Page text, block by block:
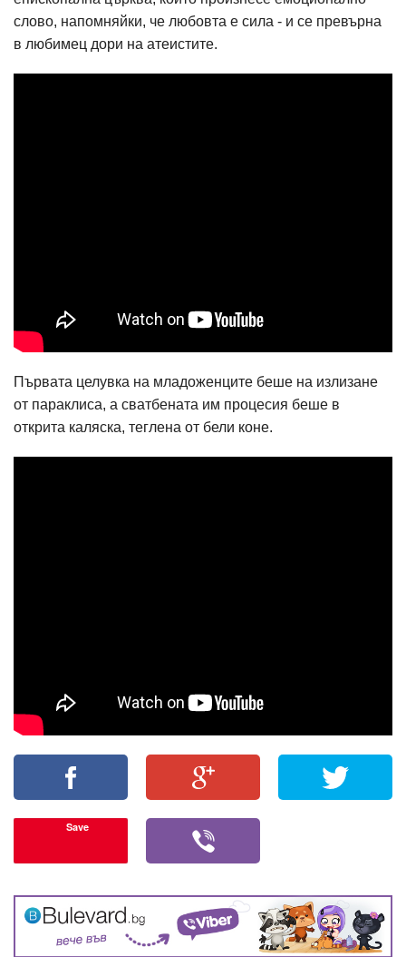
слово, напомняйки, че любовта е сила - и се превърна
в любимец дори на атеистите.
Първата целувка на младоженците беше на излизане
от параклиса, а сватбената им процесия беше в
открита каляска, теглена от бели коне.
Save